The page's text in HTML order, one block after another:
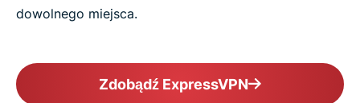
dowolnego miejsca.
Zdobądź ExpressVPN